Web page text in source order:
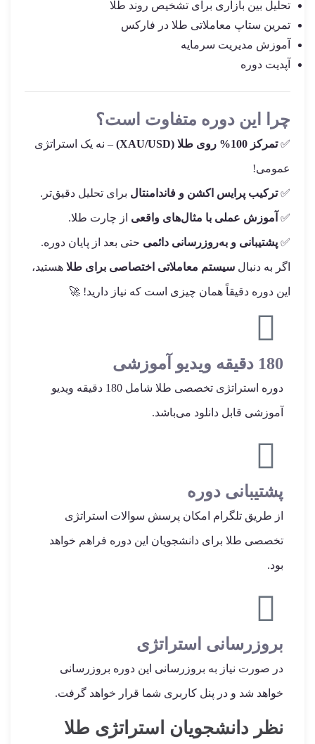
تحلیل بین بازاری برای تشخیص روند طلا
تمرین ستاپ معاملاتی طلا در فارکس
آموزش مدیریت سرمایه
آپدیت دوره
چرا این دوره متفاوت است؟
✅تمرکز 100% روی طلا (XAU/USD) – نه یک استراتژی
عمومی!
✅ترکیب پرایس اکشن و فاندامنتال برای تحلیل دقیق‌تر.
✅ آموزش عملی با مثال‌های واقعی از چارت طلا.
✅ پشتیبانی و به‌روزرسانی دائمی حتی بعد از پایان دوره.
اگر به دنبال سیستم معاملاتی اختصاصی برای طلا هستید،
این دوره دقیقاً همان چیزی است که نیاز دارید! 🚀
180 دقیقه ویدیو آموزشی
دوره استراتژی تخصصی طلا شامل 180 دقیقه ویدیو
آموزشی قابل دانلود می‌باشد.
پشتیبانی دوره
از طریق تلگرام امکان پرسش سوالات استراتژی
تخصصی طلا برای دانشجویان این دوره فراهم خواهد
بود.
بروزرسانی استراتژی
در صورت نیاز به بروزرسانی این دوره بروزرسانی
خواهد شد و در پنل کاربری شما قرار خواهد گرفت.
نظر دانشجویان استراتژی طلا